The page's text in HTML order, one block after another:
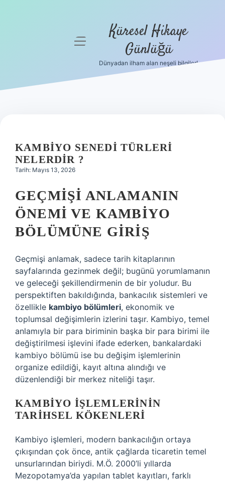
Hakkımızda
menüyü
Küresel Hikaye
Günlüğü
Dünyadan ilham alan neşeli bilgiler!
KAMBIYO SENEDI TÜRLERI
NELERDIR ?
Tarih: Mayıs 13, 2026
GEÇMIŞI ANLAMANIN
ÖNEMI VE KAMBIYO
BÖLÜMÜNE GIRIŞ
Geçmişi anlamak, sadece tarih kitaplarının
sayfalarında gezinmek değil; bugünü yorumlamanın
ve geleceği şekillendirmenin de bir yoludur. Bu
perspektiften bakıldığında, bankacılık sistemleri ve
özellikle kambiyo bölümleri, ekonomik ve
toplumsal değişimlerin izlerini taşır. Kambiyo, temel
anlamıyla bir para biriminin başka bir para birimi ile
değiştirilmesi işlevini ifade ederken, bankalardaki
kambiyo bölümü ise bu değişim işlemlerinin
organize edildiği, kayıt altına alındığı ve
düzenlendiği bir merkez niteliği taşır.
KAMBIYO İŞLEMLERININ
TARIHSEL KÖKENLERI
Kambiyo işlemleri, modern bankacılığın ortaya
çıkışından çok önce, antik çağlarda ticaretin temel
unsurlarından biriydi. M.Ö. 2000’li yıllarda
Mezopotamya’da yapılan tablet kayıtları, farklı